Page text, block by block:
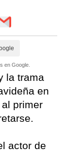
en Google.
la trama
en
primer
actor de